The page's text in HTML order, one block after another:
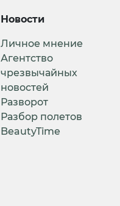
Новости
Личное мнение
Агентство
чрезвычайных
новостей
Разворот
Разбор полетов
BeautyTime